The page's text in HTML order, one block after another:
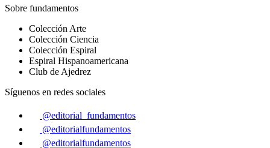
Sobre fundamentos
Colección Arte
Colección Ciencia
Colección Espiral
Espiral Hispanoamericana
Club de Ajedrez
Síguenos en redes sociales
@editorial_fundamentos
@editorialfundamentos
@editorialfundamentos